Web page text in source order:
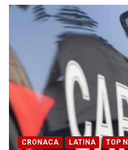
CRONACA LATINA TOP